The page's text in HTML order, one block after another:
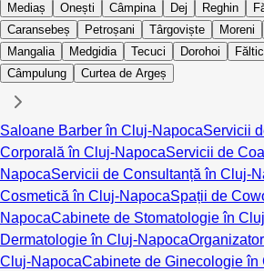
Mediaș
Onești Câmpina Dej Reghin
Caransebeș
Petroșani Târgoviște Moreni
Mangalia
Medgidia Tecuci Dorohoi
Câmpulung
Curtea de Argeș
Saloane Barber în Cluj-NapocaServicii
Corporală în Cluj-NapocaServicii de
NapocaServicii de Consultanță în Cluj-
Cosmetică în Cluj-NapocaSpații de
NapocaCabinete de Stomatologie în
Dermatologie în Cluj-Napoca
Cluj-NapocaCabinete de Ginecologie în